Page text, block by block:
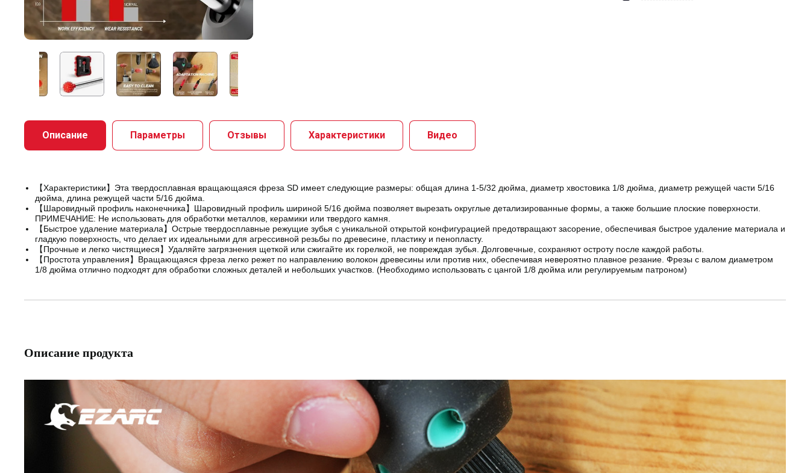
Описание Параметры Отзывы Характеристики Видео
【Характеристики】Эта твердосплавная вращающаяся фреза SD имеет следующие размеры: общая длина 1-5/32 дюйма, диаметр хвостовика 1/8 дюйма, диаметр режущей части 5/16
дюйма, длина режущей части 5/16 дюйма.
【Шаровидный профиль наконечника】Шаровидный профиль шириной 5/16 дюйма позволяет вырезать округлые детализированные формы, а также большие плоские поверхности.
ПРИМЕЧАНИЕ: Не использовать для обработки металлов, керамики или твердого камня.
【Быстрое удаление материала】Острые твердосплавные режущие зубья с уникальной открытой конфигурацией предотвращают засорение, обеспечивая быстрое удаление материала и
гладкую поверхность, что делает их идеальными для агрессивной резьбы по древесине, пластику и пенопласту.
【Прочные и легко чистящиеся】Удаляйте загрязнения щеткой или сжигайте их горелкой, не повреждая зубья. Долговечные, сохраняют остроту после каждой работы.
【Простота управления】Вращающаяся фреза легко режет по направлению волокон древесины или против них, обеспечивая невероятно плавное резание. Фрезы с валом диаметром
1/8 дюйма отлично подходят для обработки сложных деталей и небольших участков. (Необходимо использовать с цангой 1/8 дюйма или регулируемым патроном)
Описание продукта